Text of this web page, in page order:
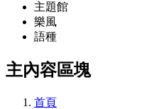
主題館
樂風
語種
主內容區塊
首頁